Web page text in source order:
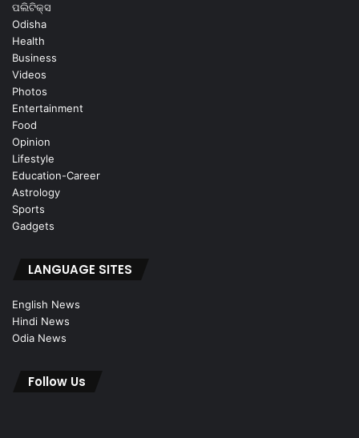
ପଲିଟିକ୍ସ
Odisha
Health
Business
Videos
Photos
Entertainment
Food
Opinion
Lifestyle
Education-Career
Astrology
Sports
Gadgets
LANGUAGE SITES
English News
Hindi News
Odia News
Follow Us